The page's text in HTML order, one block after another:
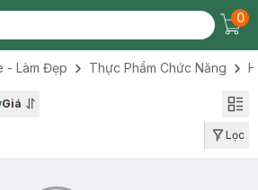
0
- Làm Đẹp Thực Phẩm Chức Năng
Giá
Lọc